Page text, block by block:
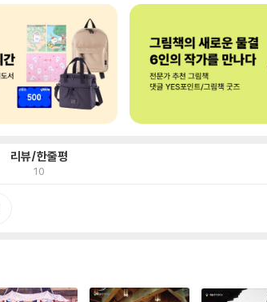
리뷰/한줄평
10